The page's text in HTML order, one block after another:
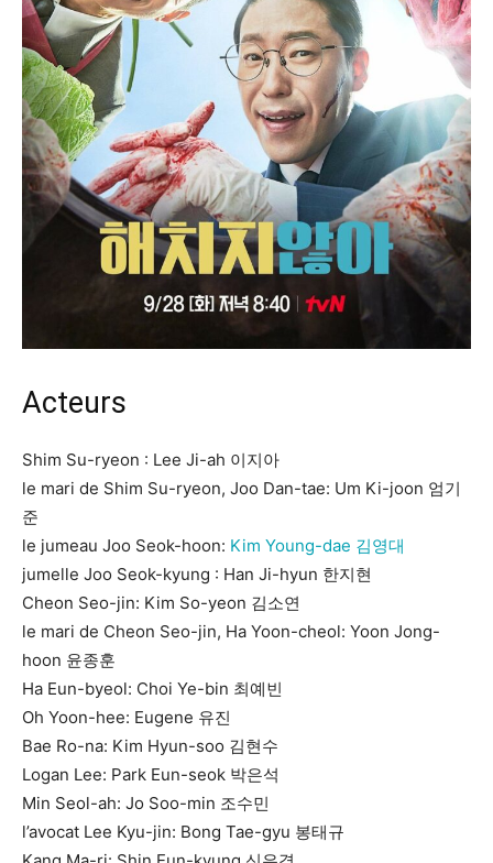
Acteurs
Shim Su-ryeon : Lee Ji-ah 이지아
le mari de Shim Su-ryeon, Joo Dan-tae: Um Ki-joon 엄기
준
le jumeau Joo Seok-hoon: Kim Young-dae 김영대
jumelle Joo Seok-kyung : Han Ji-hyun 한지현
Cheon Seo-jin: Kim So-yeon 김소연
le mari de Cheon Seo-jin, Ha Yoon-cheol: Yoon Jong-
hoon 윤종훈
Ha Eun-byeol: Choi Ye-bin 최예빈
Oh Yoon-hee: Eugene 유진
Bae Ro-na: Kim Hyun-soo 김현수
Logan Lee: Park Eun-seok 박은석
Min Seol-ah: Jo Soo-min 조수민
l’avocat Lee Kyu-jin: Bong Tae-gyu 봉태규